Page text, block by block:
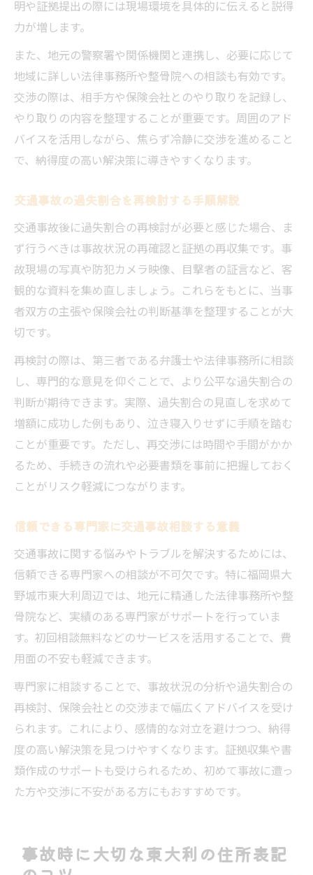
明や証拠提出の際には現場環境を具体的に伝えると説得
力が増します。
また、地元の警察署や関係機関と連携し、必要に応じて
地域に詳しい法律事務所や整骨院への相談も有効です。
交渉の際は、相手方や保険会社とのやり取りを記録し、
やり取りの内容を整理することが重要です。周囲のアド
バイスを活用しながら、焦らず冷静に交渉を進めること
で、納得度の高い解決策に導きやすくなります。
交通事故の過失割合を再検討する手順解説
交通事故後に過失割合の再検討が必要と感じた場合、ま
ず行うべきは事故状況の再確認と証拠の再収集です。事
故現場の写真や防犯カメラ映像、目撃者の証言など、客
観的な資料を集め直しましょう。これらをもとに、当事
者双方の主張や保険会社の判断基準を整理することが大
切です。
再検討の際は、第三者である弁護士や法律事務所に相談
し、専門的な意見を仰ぐことで、より公平な過失割合の
判断が期待できます。実際、過失割合の見直しを求めて
増額に成功した例もあり、泣き寝入りせずに手順を踏む
ことが重要です。ただし、再交渉には時間や手間がかか
るため、手続きの流れや必要書類を事前に把握しておく
ことがリスク軽減につながります。
信頼できる専門家に交通事故相談する意義
交通事故に関する悩みやトラブルを解決するためには、
信頼できる専門家への相談が不可欠です。特に福岡県大
野城市東大利周辺では、地元に精通した法律事務所や整
骨院など、実績のある専門家がサポートを行っていま
す。初回相談無料などのサービスを活用することで、費
用面の不安も軽減できます。
専門家に相談することで、事故状況の分析や過失割合の
再検討、保険会社との交渉まで幅広くアドバイスを受け
られます。これにより、感情的な対立を避けつつ、納得
度の高い解決策を見つけやすくなります。証拠収集や書
類作成のサポートも受けられるため、初めて事故に遭っ
た方や交渉に不安がある方にもおすすめです。
事故時に大切な東大利の住所表記